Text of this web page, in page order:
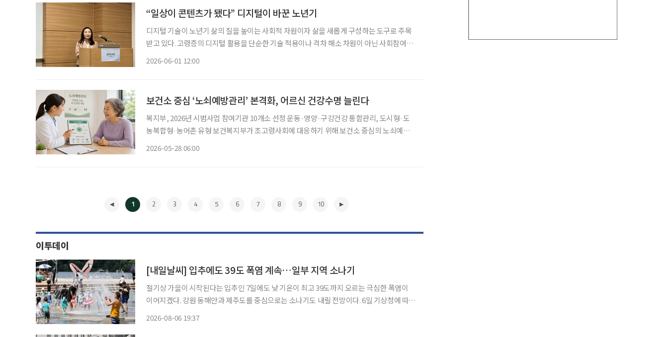
“일상이 콘텐츠가 됐다” 디지털이 바꾼 노년기
디지털 기술이 노년기 삶의 질을 높이는 사회적 자원이자 삶을 새롭게 구성하는 도구로 주목
받고 있다. 고령층의 디지털 활용을 단순한 기술 적용이나 격차 해소 차원이 아닌 사회참여와
2026-06-01 12:00
보건소 중심 ‘노쇠예방관리’ 본격화, 어르신 건강수명 늘린다
복지부, 2026년 시범사업 참여기관 10개소 선정 운동·영양·구강건강 통합관리, 도시형·도
농복합형·농어촌 유형 보건복지부가 초고령사회에 대응하기 위해 보건소 중심의 노쇠예방
2026-05-28 06:00
1 2 3 4 5 6 7 8 9 10
이투데이
[내일날씨] 입추에도 39도 폭염 계속…일부 지역 소나기
절기상 가을이 시작된다는 입추인 7일에도 낮 기온이 최고 39도까지 오르는 극심한 폭염이
이어지겠다. 강원 동해안과 제주도를 중심으로는 소나기도 내릴 전망이다. 6일 기상청에 따르
2026-08-06 19:37